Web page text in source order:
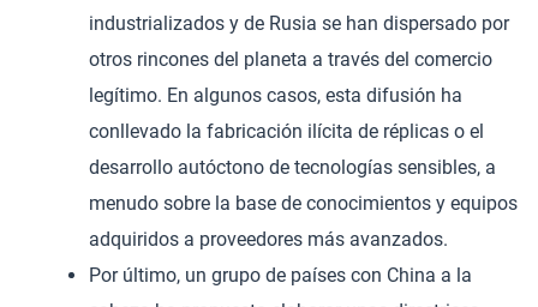
industrializados y de Rusia se han dispersado por
otros rincones del planeta a través del comercio
legítimo. En algunos casos, esta difusión ha
conllevado la fabricación ilícita de réplicas o el
desarrollo autóctono de tecnologías sensibles, a
menudo sobre la base de conocimientos y equipos
adquiridos a proveedores más avanzados.
Por último, un grupo de países con China a la